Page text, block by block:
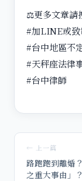
⚖️更多文章請
#加LINE或致
#台中地區不
#天秤座法律
#台中律師
← 上一篇
路跑跑到離婚
之重大事由」？